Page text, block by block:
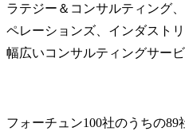
ラテジー＆コンサルティング
ペレーションズ、インダスト
幅広いコンサルティングサー
フォーチュン100社のうちの89